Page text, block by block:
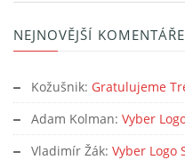
NEJNOVĚJŠÍ KOMENTÁŘE
Kožušnik: Gratulujeme
Adam Kolman: Vyber
Vladimír Žák: Vyber Logo